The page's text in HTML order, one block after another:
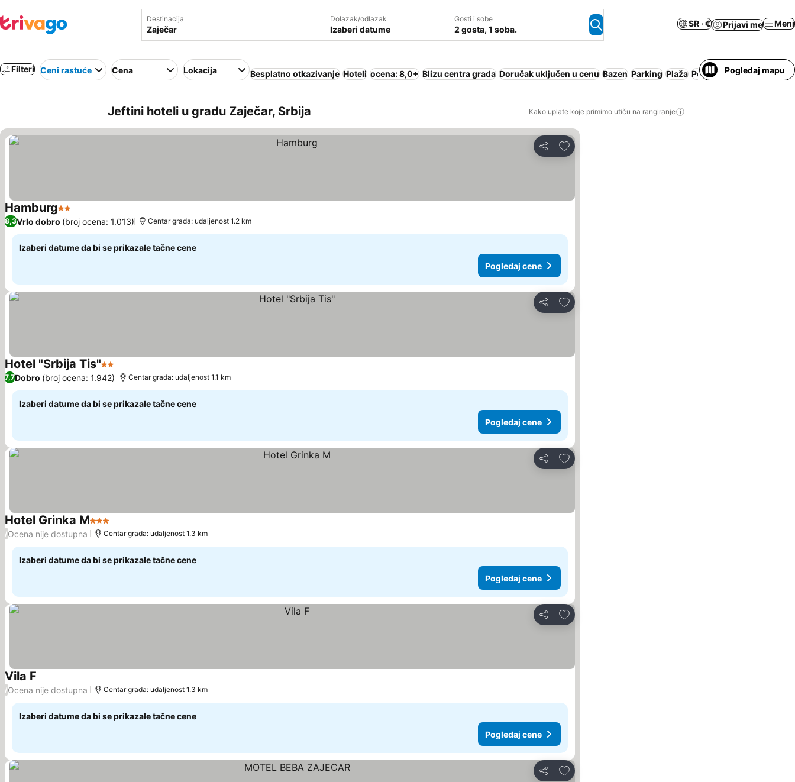
Destinacija Dolazak/odlazak
Izaberi datume
Gosti i sobe
2 gosta, 1 soba.
SR · € Prijavi me Meni
Filteri Ceni rastuće Cena Lokacija Besplatno otkazivanje Hoteli ocena: 8,0+ Blizu centra grada Doručak uključen u cenu Bazen Parking Plaža PolupansionPogledaj mapu
Jeftini hoteli u gradu Zaječar, Srbija Kako uplate koje primimo utiču na rangiranje
Deli
Dodati u favorite
Hamburg2 Zvezdice
8,3Vrlo dobro (broj ocena: 1.013) Centar grada: udaljenost 1.2 km
Izaberi datume da bi se prikazale tačne cene
Pogledaj cene
Deli
Dodati u favorite
Hotel "Srbija Tis"2 Zvezdice
Pogledaj cene
7,7Dobro (broj ocena: 1.942) Centar grada: udaljenost 1.1 km
Izaberi datume da bi se prikazale tačne cene
Pogledaj cene
Deli
Dodati u favorite
Hotel Grinka M3 Zvezdice
/Ocena nije dostupna Centar grada: udaljenost 1.3 km
Izaberi datume da bi se prikazale tačne cene
Pogledaj cene
Deli
Dodati u favorite
Vila F Pogledaj cene
/Ocena nije dostupna Centar grada: udaljenost 1.3 km
Izaberi datume da bi se prikazale tačne cene
Pogledaj cene
Deli
Dodati u favorite